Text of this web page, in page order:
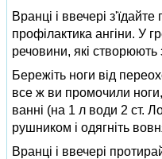
Вранці і ввечері
профілактика ангіни. У
речовини, які створюють
Бережіть ноги від
все ж ви промочили
ванні (на 1 л води 2 ст.
рушником і одягніть
Вранці і ввечері